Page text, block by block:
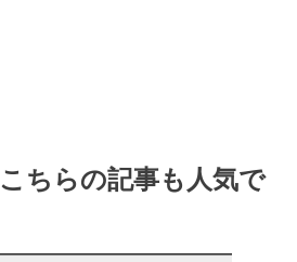
こちらの記事も人気で